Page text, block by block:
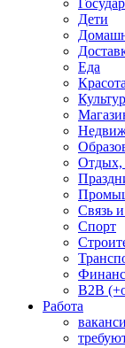
Дети
Еда
Отдых,
Связь
Спорт
B2B
Работа